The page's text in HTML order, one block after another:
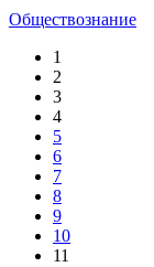
Обществознание
1
2
3
4
5
6
7
8
9
10
11